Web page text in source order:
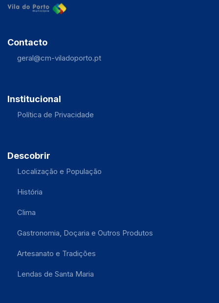
Contacto
geral@cm-viladoporto.pt
Institucional
Política de Privacidade
Descobrir
Localização e População
História
Clima
Gastronomia, Doçaria e Outros Produtos
Artesanato e Tradições
Lendas de Santa Maria